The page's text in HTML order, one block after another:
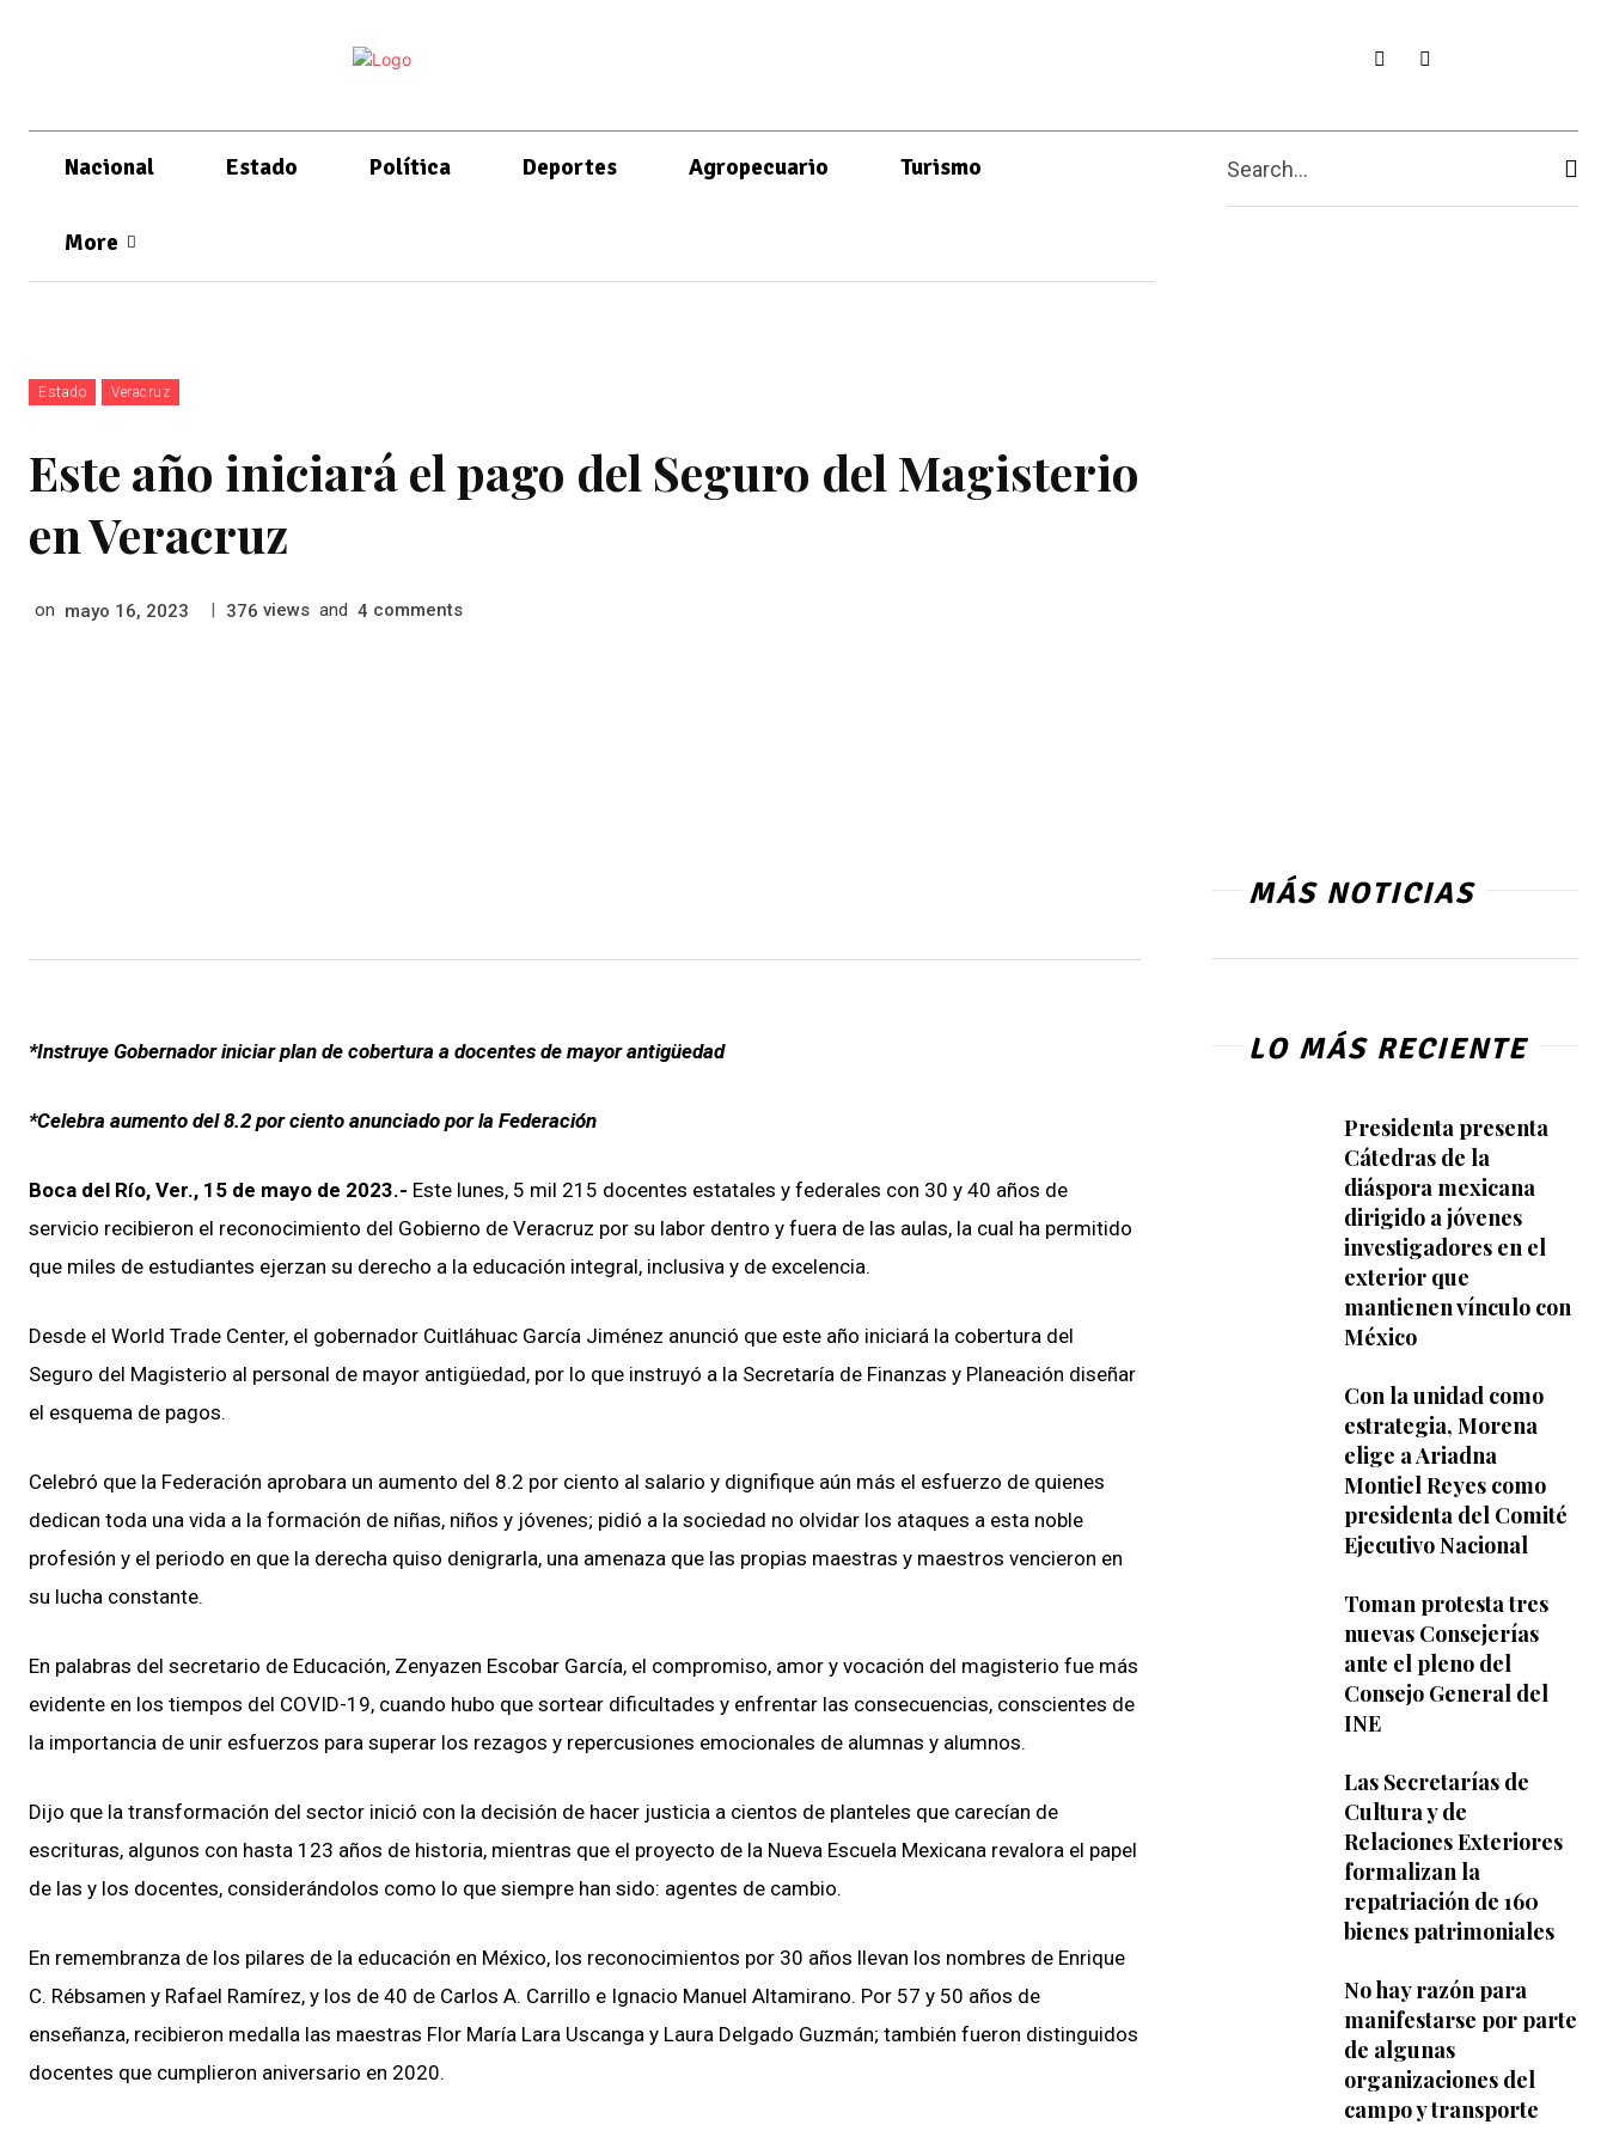
Nacional Estado Política Deportes Agropecuario Turismo
More
Search...
Estado Veracruz
Este año iniciará el pago del Seguro del Magisterio
en Veracruz
on mayo 16, 2023 376 views and 4 comments
*Instruye Gobernador iniciar plan de cobertura a docentes de mayor antigüedad
*Celebra aumento del 8.2 por ciento anunciado por la Federación
Boca del Río, Ver., 15 de mayo de 2023.- Este lunes, 5 mil 215 docentes estatales y federales con 30 y 40 años de
servicio recibieron el reconocimiento del Gobierno de Veracruz por su labor dentro y fuera de las aulas, la cual ha permitido
que miles de estudiantes ejerzan su derecho a la educación integral, inclusiva y de excelencia.
Desde el World Trade Center, el gobernador Cuitláhuac García Jiménez anunció que este año iniciará la cobertura del
Seguro del Magisterio al personal de mayor antigüedad, por lo que instruyó a la Secretaría de Finanzas y Planeación diseñar
el esquema de pagos.
Celebró que la Federación aprobara un aumento del 8.2 por ciento al salario y dignifique aún más el esfuerzo de quienes
dedican toda una vida a la formación de niñas, niños y jóvenes; pidió a la sociedad no olvidar los ataques a esta noble
profesión y el periodo en que la derecha quiso denigrarla, una amenaza que las propias maestras y maestros vencieron en
su lucha constante.
En palabras del secretario de Educación, Zenyazen Escobar García, el compromiso, amor y vocación del magisterio fue más
evidente en los tiempos del COVID-19, cuando hubo que sortear dificultades y enfrentar las consecuencias, conscientes de
la importancia de unir esfuerzos para superar los rezagos y repercusiones emocionales de alumnas y alumnos.
Dijo que la transformación del sector inició con la decisión de hacer justicia a cientos de planteles que carecían de
escrituras, algunos con hasta 123 años de historia, mientras que el proyecto de la Nueva Escuela Mexicana revalora el papel
de las y los docentes, considerándolos como lo que siempre han sido: agentes de cambio.
En remembranza de los pilares de la educación en México, los reconocimientos por 30 años llevan los nombres de Enrique
C. Rébsamen y Rafael Ramírez, y los de 40 de Carlos A. Carrillo e Ignacio Manuel Altamirano. Por 57 y 50 años de
enseñanza, recibieron medalla las maestras Flor María Lara Uscanga y Laura Delgado Guzmán; también fueron distinguidos
docentes que cumplieron aniversario en 2020.
MÁS NOTICIAS
LO MÁS RECIENTE
Presidenta presenta
Cátedras de la
diáspora mexicana
dirigido a jóvenes
investigadores en el
exterior que
mantienen vínculo con
México
Con la unidad como
estrategia, Morena
elige a Ariadna
Montiel Reyes como
presidenta del Comité
Ejecutivo Nacional
Toman protesta tres
nuevas Consejerías
ante el pleno del
Consejo General del
INE
Las Secretarías de
Cultura y de
Relaciones Exteriores
formalizan la
repatriación de 160
bienes patrimoniales
No hay razón para
manifestarse por parte
de algunas
organizaciones del
campo y transporte